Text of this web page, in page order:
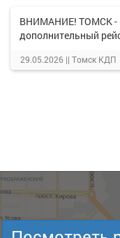
ВНИМАНИЕ! ТОМСК -
дополнительный
29.05.2026 || Томск КДП